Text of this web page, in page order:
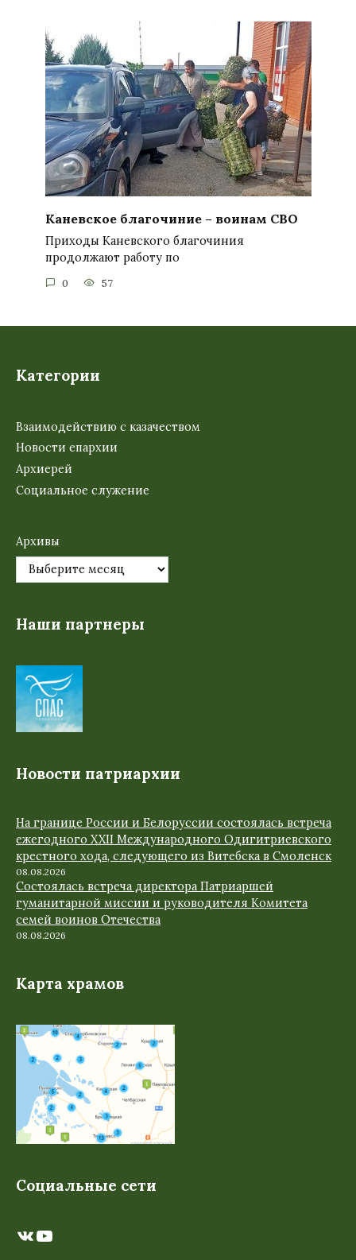
Каневское благочиние – воинам СВО
Приходы Каневского благочиния
продолжают работу по
0 57
Категории
Взаимодействию с казачеством
Новости епархии
Архиерей
Социальное служение
Архивы
Наши партнеры
Новости патриархии
На границе России и Белоруссии состоялась встреча
ежегодного XXII Международного Одигитриевского
крестного хода, следующего из Витебска в Смоленск
08.08.2026
Состоялась встреча директора Патриаршей
гуманитарной миссии и руководителя Комитета
семей воинов Отечества
08.08.2026
Карта храмов
Социальные сети
ВКонтакте
YouTube